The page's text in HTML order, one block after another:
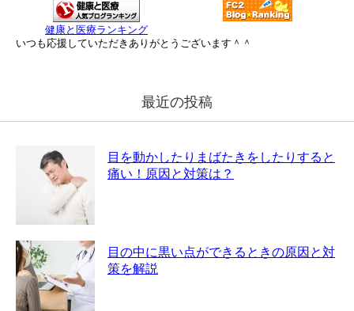
健康と医療ランキング
いつも応援していただきありがとうございます＾＾
最近の投稿
目を動かしたりまばたきをしたりすると
痛い！原因と対策は？
目の中に黒い点ができるときの原因と対
策を解説